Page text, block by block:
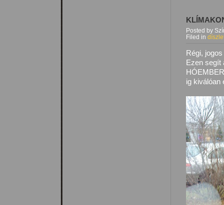
Posted by
Filed in
Régi,
Ezen segít
ig